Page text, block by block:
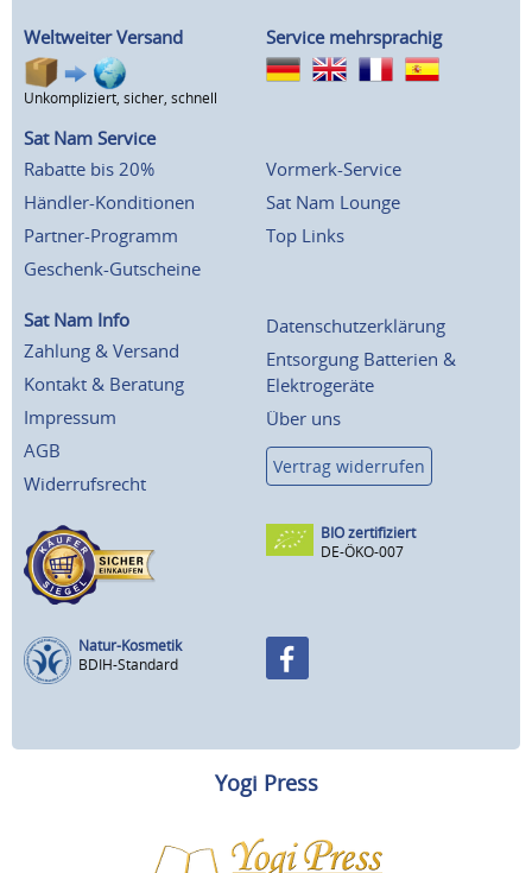
Weltweiter Versand
Unkompliziert, sicher, schnell
Service mehrsprachig
Sat Nam Service
Rabatte bis 20%
Händler-Konditionen
Partner-Programm
Geschenk-Gutscheine
Vormerk-Service
Sat Nam Lounge
Top Links
Sat Nam Info
Zahlung & Versand
Kontakt & Beratung
Impressum
AGB
Widerrufsrecht
Datenschutzerklärung
Entsorgung Batterien &
Elektrogeräte
Über uns
Vertrag widerrufen
BIO zertifiziert
DE-ÖKO-007
Natur-Kosmetik
BDIH-Standard
Yogi Press